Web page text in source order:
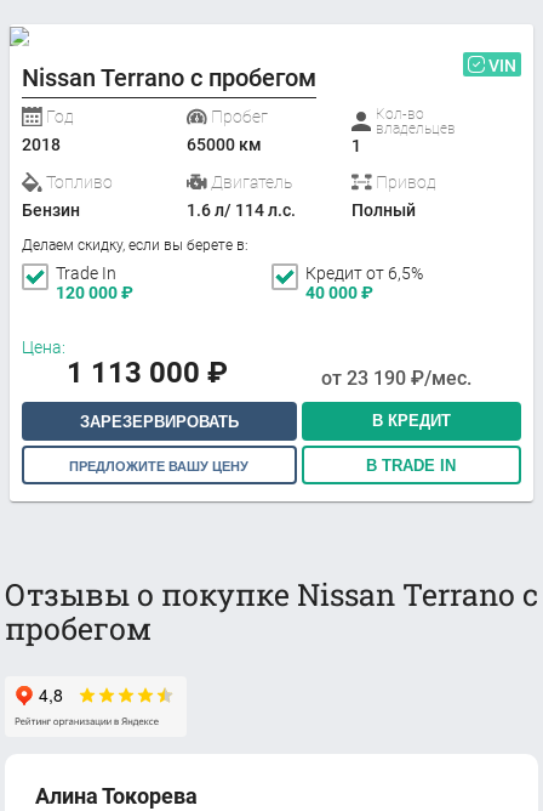
Nissan Terrano с пробегом VIN
Год
2018
Пробег
65000 км
Кол-во
владельцев
1
Топливо
Бензин
Двигатель
1.6 л/ 114 л.с.
Привод
Полный
Делаем скидку, если вы берете в:
Trade In
120 000₽
Кредит от 6,5%
40 000₽
Цена:
1 113 000 ₽ от 23 190 ₽/мес.
ЗАРЕЗЕРВИРОВАТЬ В КРЕДИТ
ПРЕДЛОЖИТЕ ВАШУ ЦЕНУ В TRADE IN
Отзывы о покупке Nissan Terrano с
пробегом
Алина Токорева